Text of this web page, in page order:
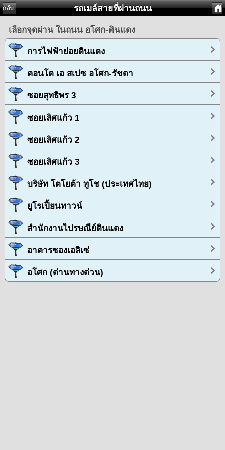
กลับ รถเมล์สายที่ผ่านถนน
เลือกจุดผ่าน ในถนน อโศก-ดินแดง
การไฟฟ้าย่อยดินแดง
คอนโด เอ สเปซ อโศก-รัชดา
ซอยสุทธิพร 3
ซอยเลิศแก้ว 1
ซอยเลิศแก้ว 2
ซอยเลิศแก้ว 3
บริษัท โตโยต้า ทูโช (ประเทศไทย)
ยูโรเปี้ยนทาวน์
สำนักงานไปรษณีย์ดินแดง
อาคารชองเอลิเซ่
อโศก (ด่านทางด่วน)